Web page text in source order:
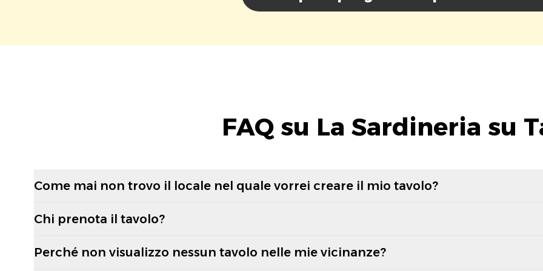
FAQ su La Sardineria su
Come mai non trovo il locale nel quale vorrei creare il mio tavolo?
Chi prenota il tavolo?
Perché non visualizzo nessun tavolo nelle mie vicinanze?